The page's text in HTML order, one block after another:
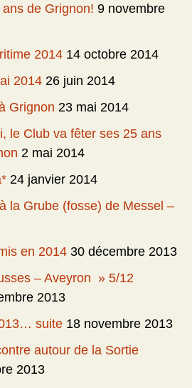
de Grignon! 9 novembre
2014 14 octobre 2014
2014 26 juin 2014
Grignon 23 mai 2014
le Club va fêter ses 25 ans
2 mai 2014
24 janvier 2014
la Grube (fosse) de Messel –
en 2014 30 décembre 2013
– Aveyron » 5/12
2013
suite 18 novembre 2013
autour de la Sortie
2013